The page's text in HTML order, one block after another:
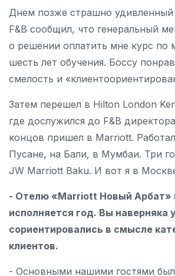
Днем позже страшно удивленный
F&B сообщил, что генеральный
о решении оплатить мне курс по
шесть лет обучения. Боссу
смелость и
Затем перешел в Hilton London
где дослужился до F&B
концов пришел в Marriott.
Пусане, на Бали, в Мумбаи. Три
JW Marriott Baku. И вот я в
- Отелю «Marriott Новый Арбат»
исполняется год. Вы наверняка
сориентировались в смысле
клиентов.
- Основными нашими гостями